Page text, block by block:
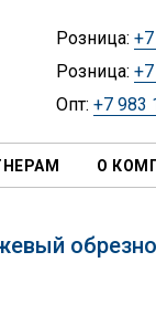
Розница:
Розница:
Опт: +7 983
О